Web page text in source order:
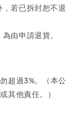
若已拆封恕不退
由申請退貨。
超過3%。（本公
其他責任。）